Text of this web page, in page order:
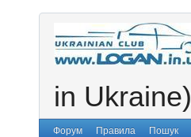
in Ukraine)
Форум Правила Пошук